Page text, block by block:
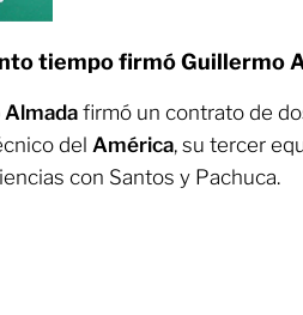
tiempo firmó Guillermo
firmó un contrato de
del América, su tercer
con Santos y Pachuca.